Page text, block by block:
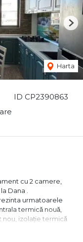
ID CP2390863
Harta
cu 2 camere,
Dana .
urmatoarele
termică nouă,
nou, izolație termică